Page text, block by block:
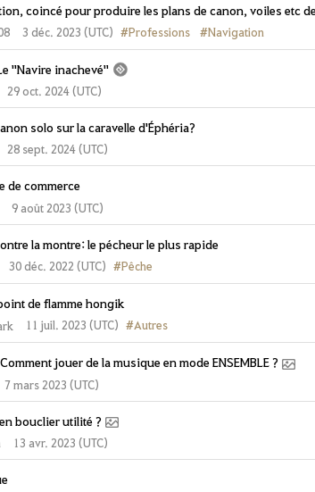
coincé pour produire les plans de canon, voiles etc
3 déc. 2023 (UTC) #Professions #Navigation
"Navire inachevé"
29 oct. 2024 (UTC)
solo sur la caravelle d'Éphéria?
28 sept. 2024 (UTC)
de commerce
9 août 2023 (UTC)
la montre: le pécheur le plus rapide
30 déc. 2022 (UTC) #Pêche
de flamme hongik
11 juil. 2023 (UTC) #Autres
jouer de la musique en mode ENSEMBLE ?
7 mars 2023 (UTC)
bouclier utilité ?
13 avr. 2023 (UTC)